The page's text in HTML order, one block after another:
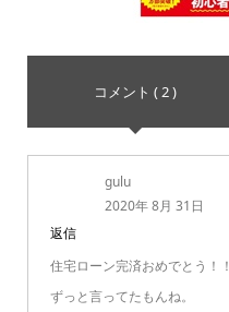
コメント ( 2 )
gulu
2020年 8月 31日
返信
住宅ローン完済おめでとう！！
ずっと言ってたもんね。